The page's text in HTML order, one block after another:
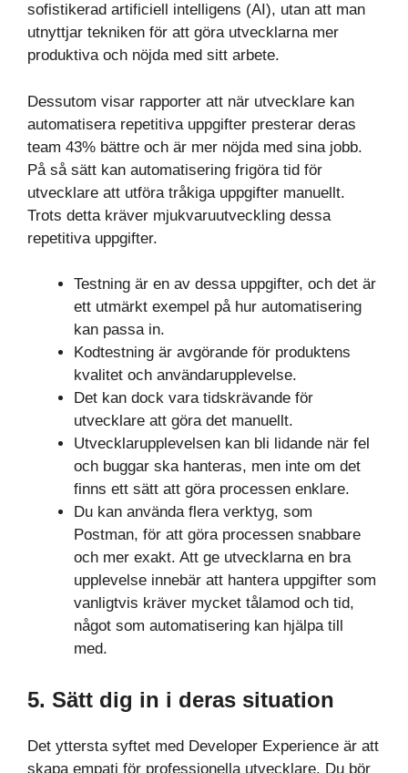
sofistikerad artificiell intelligens (AI), utan att man
utnyttjar tekniken för att göra utvecklarna mer
produktiva och nöjda med sitt arbete.
Dessutom visar rapporter att när utvecklare kan
automatisera repetitiva uppgifter presterar deras
team 43% bättre och är mer nöjda med sina jobb.
På så sätt kan automatisering frigöra tid för
utvecklare att utföra tråkiga uppgifter manuellt.
Trots detta kräver mjukvaruutveckling dessa
repetitiva uppgifter.
Testning är en av dessa uppgifter, och det är
ett utmärkt exempel på hur automatisering
kan passa in.
Kodtestning är avgörande för produktens
kvalitet och användarupplevelse.
Det kan dock vara tidskrävande för
utvecklare att göra det manuellt.
Utvecklarupplevelsen kan bli lidande när fel
och buggar ska hanteras, men inte om det
finns ett sätt att göra processen enklare.
Du kan använda flera verktyg, som
Postman, för att göra processen snabbare
och mer exakt. Att ge utvecklarna en bra
upplevelse innebär att hantera uppgifter som
vanligtvis kräver mycket tålamod och tid,
något som automatisering kan hjälpa till
med.
5. Sätt dig in i deras situation
Det yttersta syftet med Developer Experience är att
skapa empati för professionella utvecklare. Du bör